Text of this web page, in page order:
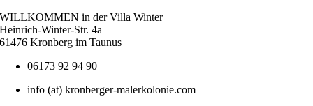
WILLKOMMEN in der Villa Winter
Heinrich-Winter-Str. 4a
61476 Kronberg im Taunus
06173 92 94 90
info (at) kronberger-malerkolonie.com